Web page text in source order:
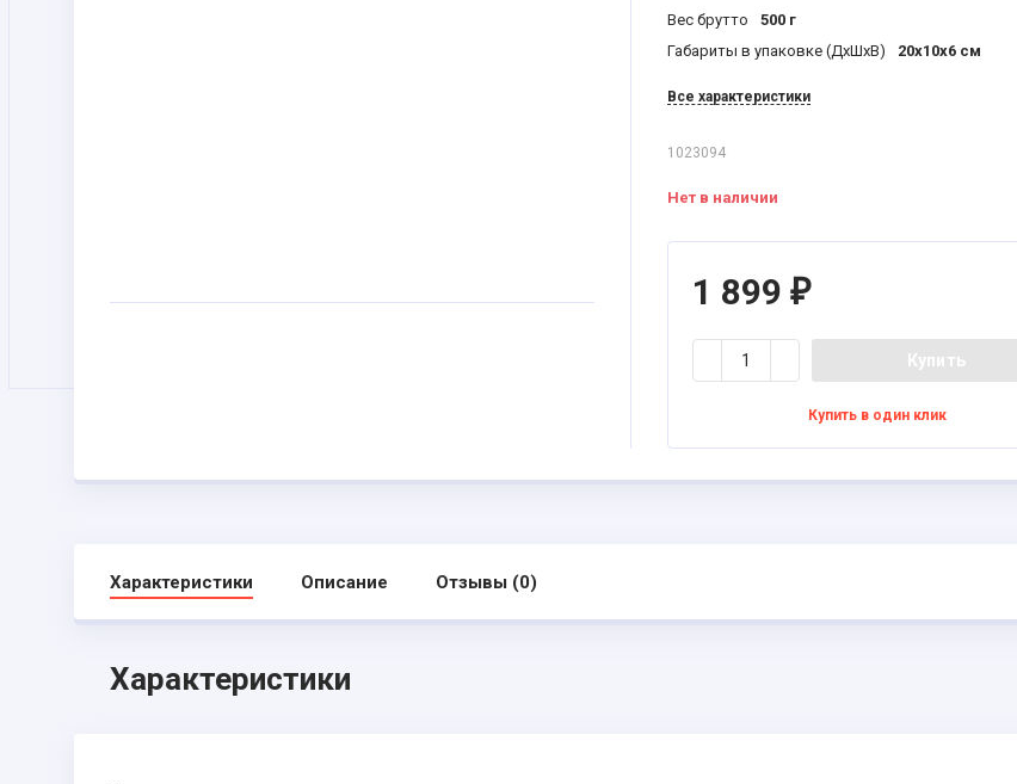
Вес брутто
500 г
Габариты в упаковке (ДхШхВ)
20x10x6 см
Все характеристики
1023094
Нет в наличии
1 899 ₽
Купить
Купить в один клик
Характеристики Описание Отзывы (0)
Характеристики